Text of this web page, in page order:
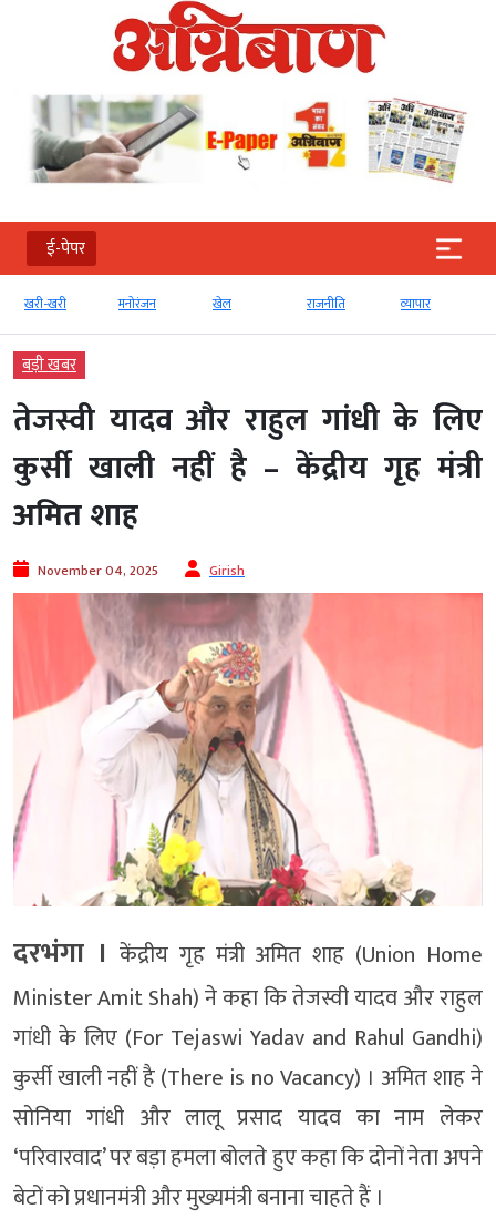
ई-पेपर
खरी-खरी मनोरंजन खेल राजनीति व्‍यापार
बड़ी खबर
तेजस्वी यादव और राहुल गांधी के लिए
कुर्सी खाली नहीं है – केंद्रीय गृह मंत्री
अमित शाह
November 04, 2025 Girish
दरभंगा । केंद्रीय गृह मंत्री अमित शाह (Union Home
Minister Amit Shah) ने कहा कि तेजस्वी यादव और राहुल
गांधी के लिए (For Tejaswi Yadav and Rahul Gandhi)
कुर्सी खाली नहीं है (There is no Vacancy) । अमित शाह ने
सोनिया गांधी और लालू प्रसाद यादव का नाम लेकर
‘परिवारवाद’ पर बड़ा हमला बोलते हुए कहा कि दोनों नेता अपने
बेटों को प्रधानमंत्री और मुख्यमंत्री बनाना चाहते हैं ।